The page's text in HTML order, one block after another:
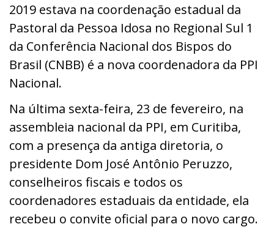
2019 estava na coordenação estadual da
Pastoral da Pessoa Idosa no Regional Sul 1
da Conferência Nacional dos Bispos do
Brasil (CNBB) é a nova coordenadora da PPI
Nacional.
Na última sexta-feira, 23 de fevereiro, na
assembleia nacional da PPI, em Curitiba,
com a presença da antiga diretoria, o
presidente Dom José Antônio Peruzzo,
conselheiros fiscais e todos os
coordenadores estaduais da entidade, ela
recebeu o convite oficial para o novo cargo.